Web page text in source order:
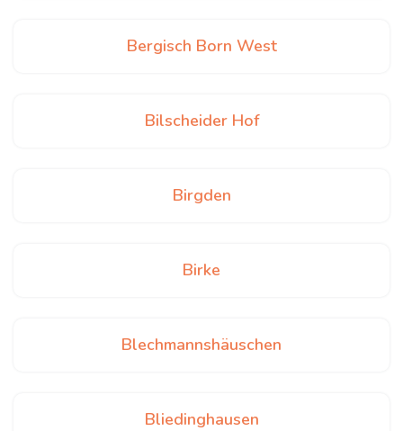
Bergisch Born West
Bilscheider Hof
Birgden
Birke
Blechmannshäuschen
Bliedinghausen